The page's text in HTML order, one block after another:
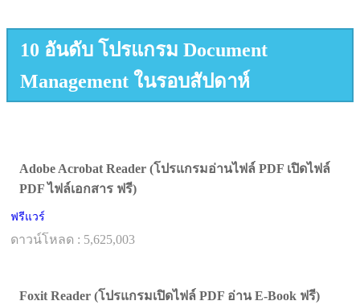
10 อันดับ โปรแกรม Document
Management ในรอบสัปดาห์
Adobe Acrobat Reader (โปรแกรมอ่านไฟล์ PDF เปิดไฟล์
PDF ไฟล์เอกสาร ฟรี)
ฟรีแวร์
ดาวน์โหลด : 5,625,003
Foxit Reader (โปรแกรมเปิดไฟล์ PDF อ่าน E-Book ฟรี)